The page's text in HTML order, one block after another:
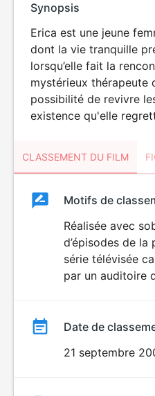
Synopsis
Erica est une jeune
dont la vie tranquille
lorsqu’elle fait la
mystérieux thérapeute
possibilité de revivre
existence qu'elle
CLASSEMENT DU FILM
ClassementClassement
Motifs de
Réalisée avec
d’épisodes de la
série télévisée
par un auditoire
Date de
21 septembre